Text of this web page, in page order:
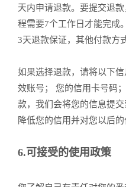
天内申请退款。要提交退
程需要7个工作日才能完成
3天退款保证，其他付款方
如果选择退款，请将以下
效账号； 您的信用卡号码
款，我们会将您的信息提
降低您的信用并对您以后
6.可接受的使用政策